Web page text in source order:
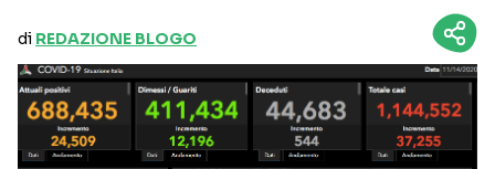
di REDAZIONE BLOGO